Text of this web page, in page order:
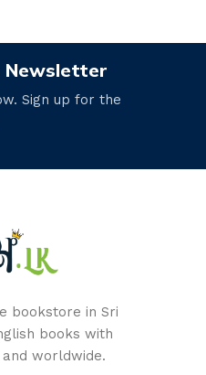
Newsletter
Sign up for the
bookstore in Sri
books with
worldwide.